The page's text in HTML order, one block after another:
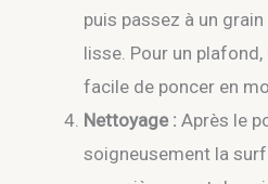
puis passez à un
lisse. Pour un
facile de poncer en
Nettoyage : Après le
soigneusement la